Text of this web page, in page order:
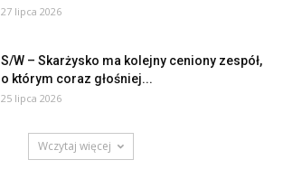
27 lipca 2026
S/W – Skarżysko ma kolejny ceniony zespół,
o którym coraz głośniej...
25 lipca 2026
Wczytaj więcej